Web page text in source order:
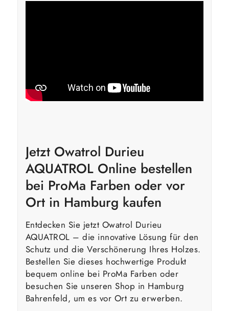
Jetzt Owatrol Durieu
AQUATROL Online bestellen
bei ProMa Farben oder vor
Ort in Hamburg kaufen
Entdecken Sie jetzt Owatrol Durieu
AQUATROL – die innovative Lösung für den
Schutz und die Verschönerung Ihres Holzes.
Bestellen Sie dieses hochwertige Produkt
bequem online bei ProMa Farben oder
besuchen Sie unseren Shop in Hamburg
Bahrenfeld, um es vor Ort zu erwerben.